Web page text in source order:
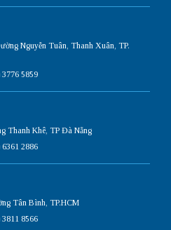
Nguyễn Tuân, Thanh Xuân, TP.
5859
Thanh Khê, TP Đà Nẵng
2886
Tân Bình, TP.HCM
8566